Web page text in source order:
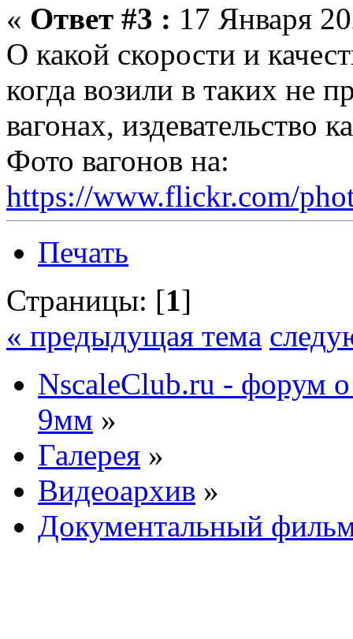
« Ответ #3 : 17 Января
О какой скорости и
когда возили в таких не
вагонах, издевательство
Фото вагонов на:
https://www.flickr.com/
Печать
Страницы: [1]
« предыдущая тема
NscaleClub.ru - форум
9мм »
Галерея »
Видеоархив »
Документальный